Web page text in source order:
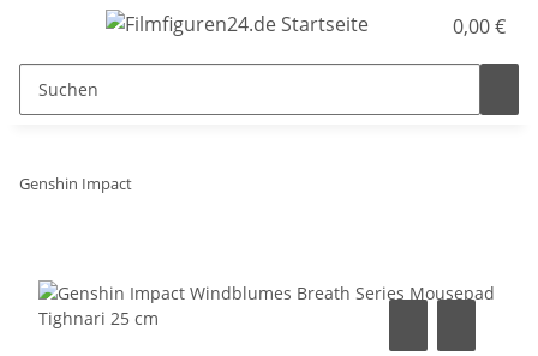
0,00 €
Genshin Impact